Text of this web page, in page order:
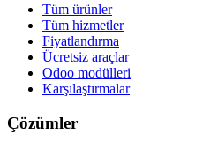
Tüm ürünler
Tüm hizmetler
Fiyatlandırma
Ücretsiz araçlar
Odoo modülleri
Karşılaştırmalar
Çözümler